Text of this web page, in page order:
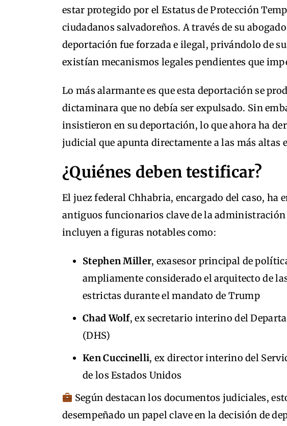
estar protegido por el Estatus de Protección
ciudadanos salvadoreños. A través de su
deportación fue forzada e ilegal, privándolo de
existían mecanismos legales pendientes que
Lo más alarmante es que esta deportación se
dictaminara que no debía ser expulsado. Sin
insistieron en su deportación, lo que ahora ha
judicial que apunta directamente a las más altas
¿Quiénes deben testificar?
El juez federal Chhabria, encargado del caso, ha
antiguos funcionarios clave de la
incluyen a figuras notables como:
Stephen Miller, exasesor principal de
ampliamente considerado el arquitecto de
estrictas durante el mandato de Trump
Chad Wolf, ex secretario interino del
(DHS)
Ken Cuccinelli, ex director interino del
de los Estados Unidos
Según destacan los documentos judiciales,
desempeñado un papel clave en la decisión de